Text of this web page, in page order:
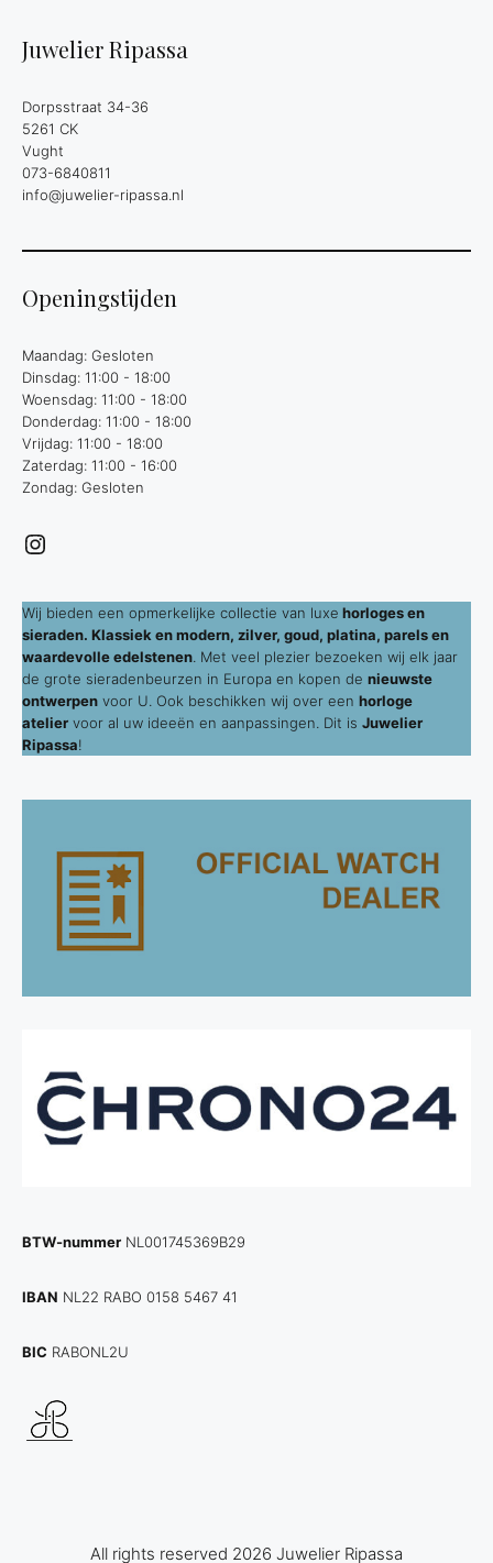
Juwelier Ripassa
Dorpsstraat 34-36
5261 CK
Vught
073-6840811
info@juwelier-ripassa.nl
Openingstijden
Maandag: Gesloten
Dinsdag: 11:00 - 18:00
Woensdag: 11:00 - 18:00
Donderdag: 11:00 - 18:00
Vrijdag: 11:00 - 18:00
Zaterdag: 11:00 - 16:00
Zondag: Gesloten
Instagram
Wij bieden een opmerkelijke collectie van luxe horloges en
sieraden. Klassiek en modern, zilver, goud, platina, parels en
waardevolle edelstenen . Met veel plezier bezoeken wij elk jaar
de grote sieradenbeurzen in Europa en kopen de nieuwste
ontwerpen voor U. Ook beschikken wij over een horloge
atelier voor al uw ideeën en aanpassingen. Dit is Juwelier
Ripassa!
BTW-nummer NL001745369B29
IBAN NL22 RABO 0158 5467 41
BIC RABONL2U
All rights reserved 2026 Juwelier Ripassa